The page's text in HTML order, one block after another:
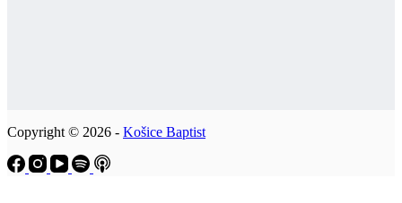
Copyright © 2026 - Košice Baptist